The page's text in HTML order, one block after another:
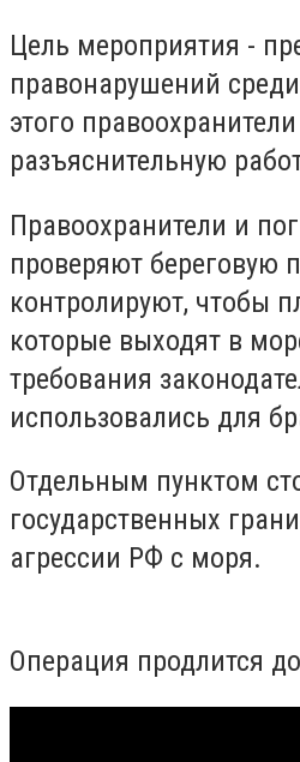
Цель мероприятия -
правонарушений
этого
разъяснительную
Правоохранители и
проверяют береговую
контролируют, чтобы
которые выходят в
требования
использовались для
Отдельным пунктом
государственных
агрессии РФ с моря.
Операция продлится